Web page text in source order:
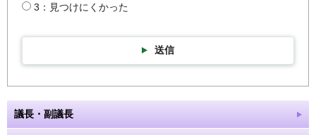
3：見つけにくかった
送信
議長・副議長